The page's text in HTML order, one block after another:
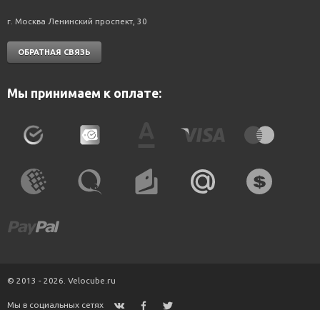
г. Москва Ленинский проспект, 30
ОБРАТНАЯ СВЯЗЬ
Мы принимаем к оплате:
© 2013 - 2026. Velocube.ru
Мы в социальных сетях